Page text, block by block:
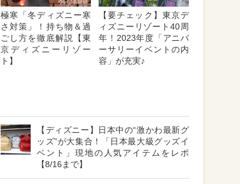
極寒「冬ディズニー寒
さ対策」！持ち物＆過
ごし方を徹底解説【東
京ディズニーリゾー
ト】
【要チェック】東京デ
ィズニーリゾート40周
年！2023年度「アニバ
ーサリーイベントの内
容」が充実♪
【ディズニー】日本中の“激かわ最新グ
ッズ”が大集合！「日本最大級グッズイ
ベント」現地の人気アイテムをレポ
【8/16まで】